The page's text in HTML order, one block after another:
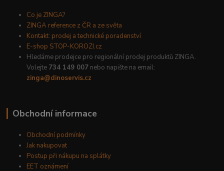
Co je ZINGA?
ZINGA reference z ČR a ze světa
Kontakt: prodej a technické poradenství
E-shop STOP-KOROZI.cz
Hledáme prodejce pro regionální prodej produktů ZINGA.
Volejte 734 149 007 nebo napište na email:
zinga@dinoservis.cz
Obchodní informace
Obchodní podmínky
Jak nakupovat
Postup při nákupu na splátky
EET oznámení